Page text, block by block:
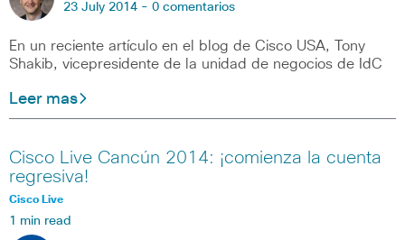
23 July 2014 - 0 comentarios
En un reciente artículo en el blog de Cisco USA, Tony
Shakib, vicepresidente de la unidad de negocios de IdC
Leer mas
Cisco Live Cancún 2014: ¡comienza la cuenta
regresiva!
Cisco Live
1 min read